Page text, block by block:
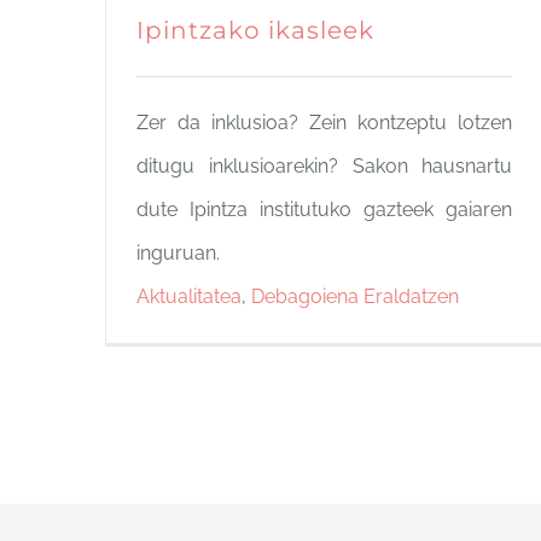
Ipintzako ikasleek
Zer da inklusioa? Zein kontzeptu lotzen
ditugu inklusioarekin? Sakon hausnartu
dute Ipintza institutuko gazteek gaiaren
inguruan.
Aktualitatea, Debagoiena Eraldatzen